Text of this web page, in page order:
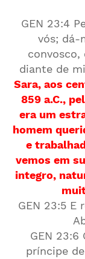
GEN 23:4
vós; dá-
diante de
Sara, aos
859 a.C.,
era um
homem
e
vemos em
integro,
GEN 23:5 E
GEN 23:6
príncipe